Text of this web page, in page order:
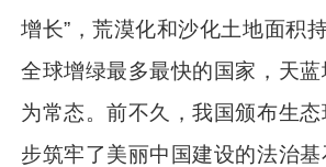
增长”，荒漠化和沙化土地面积
全球增绿最多最快的国家，天
为常态。前不久，我国颁布生
步筑牢了美丽中国建设的法治